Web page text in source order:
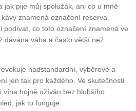
jak pije můj spolužák, ani co u mně
znamená označení reserva.
podívat, co toto označení znamená ve
dávána váha a často větší než
nadstandardní, výběrové a
jen tak pro každého. Ve skutečnosti
vína hojně užíván bez hlubšího
jak to funguje: